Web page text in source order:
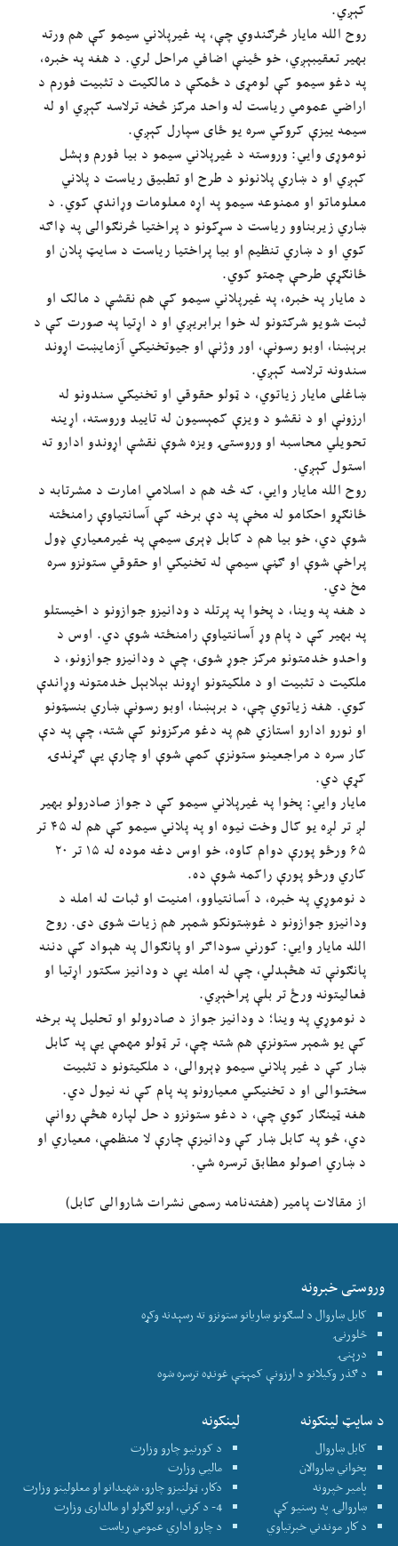
کېږي.
روح الله مایار څرګندوي چې، په غیرپلاني سیمو کې هم ورته
بهیر تعقیبېږي، خو ځینې اضافي مراحل لري. د هغه په خبره،
په دغو سیمو کې لومړی د ځمکې د مالکیت د تثبیت فورم د
اراضي عمومي ریاست له واحد مرکز څخه ترلاسه کېږي او له
سیمه ییزې کروکي سره یو ځای سپارل کېږي.
نوموړی وایي: وروسته د غیرپلاني سیمو د بیا فورم وېشل
کېږي او د ښاري پلانونو د طرح او تطبیق ریاست د پلاني
معلوماتو او ممنوعه سیمو په اړه معلومات وړاندې کوي. د
ښاري زیربناوو ریاست د سړکونو د پراختیا څرنګوالی په ډاګه
کوي او د ښاري تنظیم او بیا پراختیا ریاست د سایټ پلان او
ځانګړې طرحې چمتو کوي.
د مایار په خبره، په غیرپلاني سیمو کې هم نقشې د مالک او
ثبت شویو شرکتونو له خوا برابریږي او د اړتیا په صورت کې د
برېښنا، اوبو رسونې، اور وژنې او جیوتخنیکي آزمایښت اړوند
سندونه ترلاسه کېږي.
ښاغلی مایار زیاتوي، د ټولو حقوقي او تخنیکي سندونو له
ارزونې او د نقشو د ویزې کمېسیون له تایید وروسته، اړینه
تحویلي محاسبه او وروستۍ ویزه شوې نقشې اړوندو ادارو ته
استول کېږي.
روح الله مایار وایي، که څه هم د اسلامي امارت د مشرتابه د
ځانګړو احکامو له مخې په دې برخه کې آسانتیاوې رامنځته
شوې دي، خو بیا هم د کابل ډېری سیمې په غیرمعیاري ډول
پراخې شوې او ګڼې سیمې له تخنیکي او حقوقي ستونزو سره
مخ دي.
د هغه په وینا، د پخوا په پرتله د ودانیزو جوازونو د اخیستلو
په بهیر کې د پام وړ آسانتیاوې رامنځته شوې دي. اوس د
واحدو خدمتونو مرکز جوړ شوی، چې د ودانیزو جوازونو، د
ملکیت د تثبیت او د ملکیتونو اړوند بېلابېل خدمتونه وړاندې
کوي. هغه زیاتوي چې، د برېښنا، اوبو رسونې ښاري بنسټونو
او نورو ادارو استازي هم په دغو مرکزونو کې شته، چې په دې
کار سره د مراجعینو ستونزې کمې شوې او چارې یې ګړندۍ
کړې دي.
مایار وایي: پخوا په غیرپلاني سیمو کې د جواز صادرولو بهیر
لږ تر لږه یو کال وخت نیوه او په پلاني سیمو کې هم له ۴۵ تر
۶۵ ورځو پورې دوام کاوه، خو اوس دغه موده له ۱۵ تر ۲۰
کاري ورځو پورې راکمه شوې ده.
د نوموړي په خبره، د آسانتیاوو، امنیت او ثبات له امله د
ودانیزو جوازونو د غوښتونکو شمېر هم زیات شوی دی. روح
الله مایار وایي: کورني سوداګر او پانګوال په هېواد کې دننه
پانګونې ته هڅېدلي، چې له امله یې د ودانیز سکتور اړتیا او
فعالیتونه ورځ تر بلې پراخېږي.
د نوموړي په وینا؛ د ودانیز جواز د صادرولو او تحلیل په برخه
کې یو شمېر ستونزې هم شته چې، تر ټولو مهمې یې په کابل
ښار کې د غیر پلاني سیمو ډېروالی، د ملکیتونو د تثبیت
سختـوالی او د تخنیکـي معیارونو په پام کې نه نیول دي.
هغه ټینګار کوي چې، د دغو ستونزو د حل لپاره هڅې روانې
دي، څو په کابل ښار کې ودانیزې چارې لا منظمې، معیاري او
د ښاري اصولو مطابق ترسره شي.
از مقالات پامیر (هفته‌نامه رسمی نشرات شاروالی کابل)
وروستی خبرونه
کابل ښاروال د لسګونو ښاریانو ستونزو ته رسېدنه وکړه
څلورنۍ
درېنۍ
د ګذر وکیلانو د ارزونې کمېټې غونډه ترسره شوه
د سایټ لینکونه
کابل ښاروال
پخواني ښاروالان
پامير خپرونه
ښاروالۍ په رسنيو كې
د كار موندني خبرتياوي
لینکونه
د کورنیو چارو وزارت
ماليي وزارت
دكار، ټولنيزو چارو، شهيدانو او معلولينو وزارت
4- د كرني، اوبو لګولو او مالداری وزارت
د چارو اداري عمومي رياست